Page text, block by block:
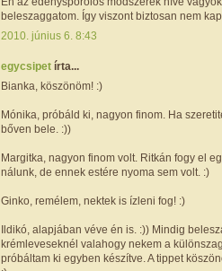
beleszaggatom. Így viszont biztosan nem kap
2010. június 6. 8:43
egycsipet írta...
Bianka, köszönöm! :)
Mónika, próbáld ki, nagyon finom. Ha
bőven bele. :))
Margitka, nagyon finom volt. Ritkán fogy el
nálunk, de ennek estére nyoma sem volt. :)
Ginko, remélem, nektek is ízleni fog! :)
Ildikó, alapjában véve én is. :)) Mindig
krémleveseknél valahogy nekem a
próbáltam ki egyben készítve. A tippet